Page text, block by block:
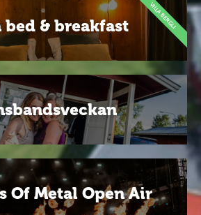
bed & breakfast VILLA BERGLI
Of Metal Open Air